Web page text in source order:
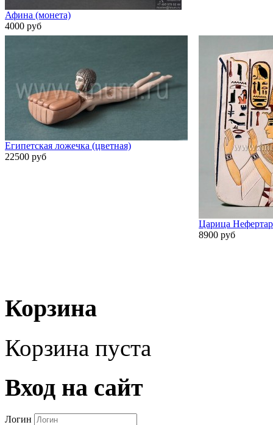
Афина (монета)
4000 руб
Египетская ложечка (цветная)
22500 руб
Царица
8900 руб
Корзина
Корзина пуста
Вход на сайт
Логин